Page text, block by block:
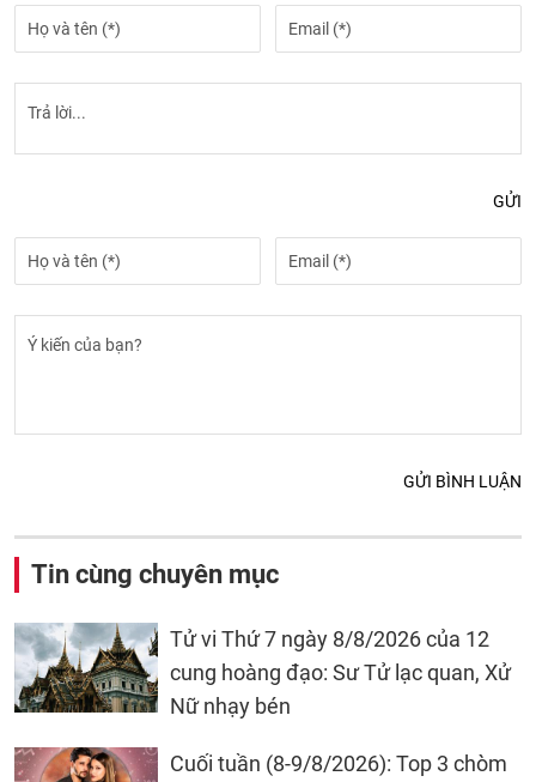
GỬI
GỬI BÌNH LUẬN
Tin cùng chuyên mục
Tử vi Thứ 7 ngày 8/8/2026 của 12
cung hoàng đạo: Sư Tử lạc quan, Xử
Nữ nhạy bén
Cuối tuần (8-9/8/2026): Top 3 chòm